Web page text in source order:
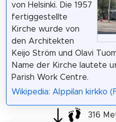
von Helsinki. Die 1957
fertiggestellte
Kirche wurde von
den Architekten
Keijo Ström und Olavi
Name der Kirche lautete
Parish Work Centre.
Wikipedia: Alppilan kirkko
316